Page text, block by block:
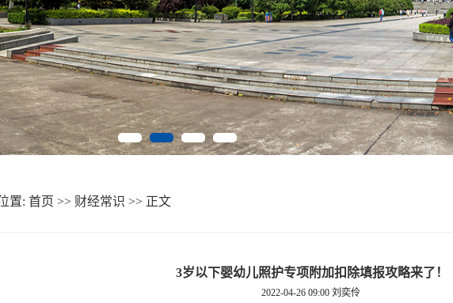
置: 首页 >> 财经常识 >> 正文
3岁以下婴幼儿照护专项附加扣除填报攻略来了！
2022-04-26 09:00 刘奕伶